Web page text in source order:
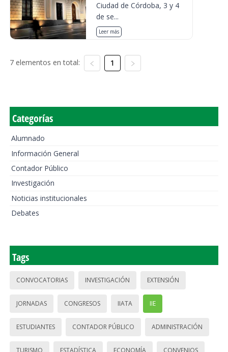
Ciudad de Córdoba, 3 y 4
de se...
Leer más
7 elementos en total: 1
Categorías
Alumnado
Información General
Contador Público
Investigación
Noticias institucionales
Debates
Tags
CONVOCATORIAS INVESTIGACIÓN EXTENSIÓN
JORNADAS CONGRESOS IIATA IIE
ESTUDIANTES CONTADOR PÚBLICO ADMINISTRACIÓN